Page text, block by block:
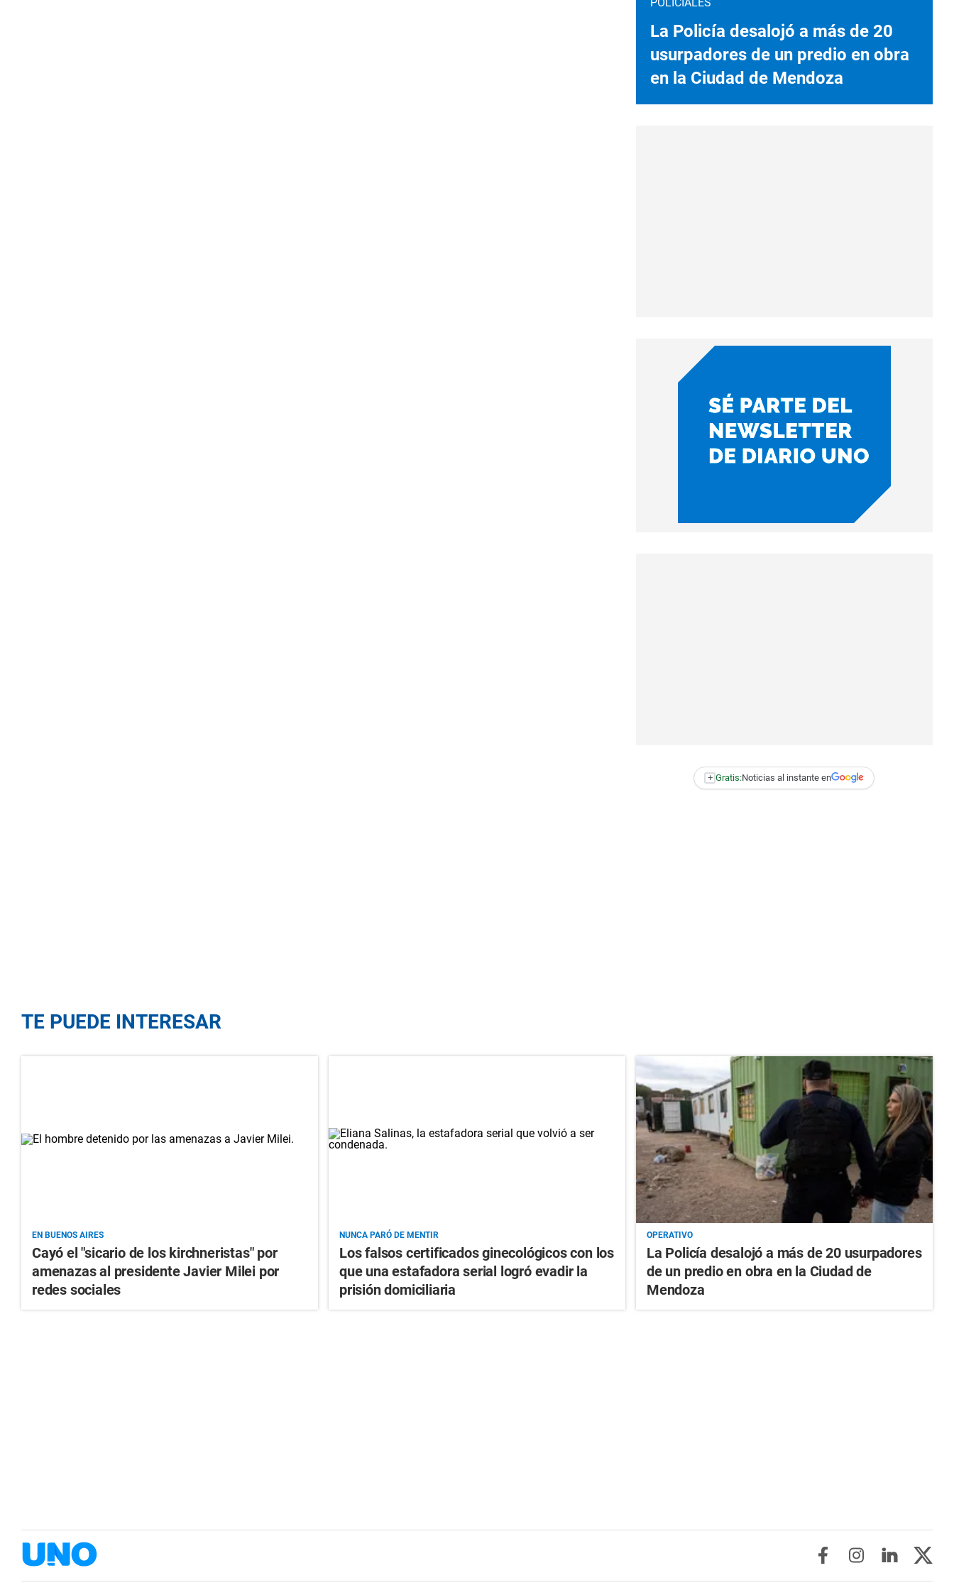
La Policía desalojó a más de 20
usurpadores de un predio en obra
en la Ciudad de Mendoza
+ Gratis:Noticias al instante en
TE PUEDE INTERESAR
EN BUENOS AIRES
Cayó el "sicario de los kirchneristas" por
amenazas al presidente Javier Milei por
redes sociales
NUNCA PARÓ DE MENTIR
Los falsos certificados ginecológicos con los
que una estafadora serial logró evadir la
prisión domiciliaria
OPERATIVO
La Policía desalojó a más de 20 usurpadores
de un predio en obra en la Ciudad de
Mendoza